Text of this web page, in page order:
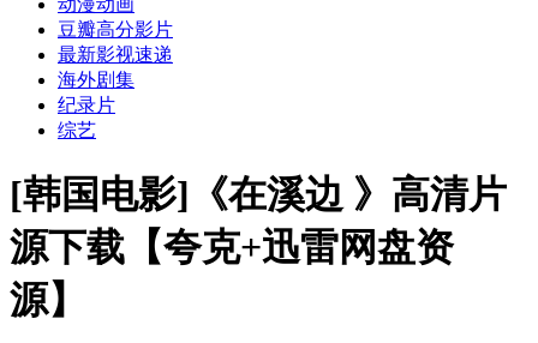
动漫动画
豆瓣高分影片
最新影视速递
海外剧集
纪录片
综艺
[韩国电影]《在溪边 》高清片
源下载【夸克+迅雷网盘资
源】